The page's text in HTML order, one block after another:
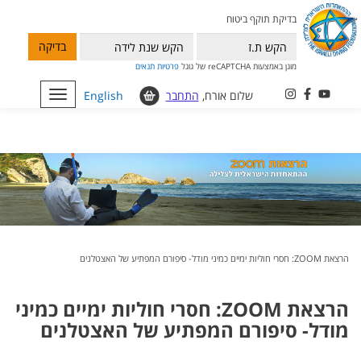
בדיקת תוקף ביטוח
בדיקה
מוגן באמצעות reCAPTCHA של גוגל פרטיות תנאים
Toggle
navigation
English שלום אורח, התחבר
הרצאת ZOOM: חסרי חוליות ימיים כמיני מודל- סיפורם המפתיע של האצטלנים
הרצאת ZOOM: חסרי חוליות ימיים כמיני
מודל- סיפורם המפתיע של האצטלנים